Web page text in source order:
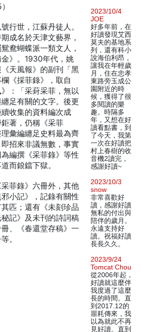
行世，江蘇丹徒人。
成名於天津文藝界，
鴦蝴蝶派一類文人，
》。1930年代，姚
天風報》的副刊「黑
《採菲錄》，取自
》：「采葑采菲，無以
足有關的文字。後更
收集的資料編次成
著，仍稱《采菲
彙編纏足史料最為齊
招來非議無數，事實
編撰《采菲錄》等性
而鋃鐺下獄。
菲錄》六冊外，其他
小記》，記錄有關性
匹；還有《未刻珍品
記》及未刊的詩詞稿
冊、《春還堂存稿》一
。
2023/10/4
JOE
好多年前，在
好讀發現艾西
莫夫的基地系
列，還有科小
說海伯利昂，
讓我在年輕歲
月，住在忠孝
東路旁玉成公
園附近的時
候，獲得了很
多閱讀的樂
趣。時隔多
年，又想在好
讀看點書，到
了今天，我第
一次在好讀把
村上春樹的收
音機2讀完，
感謝好讀~
2023/10/3
snow
非常喜歡好
讀，感謝好讀
無私的付出與
陪伴的歲月。
永遠支持好
讀。祝福好讀
長長久久。
2023/9/24
Tomcat Chou
從2006年起，
好讀就這麼伴
我度過了這麼
長的時間。直
到2017.12的
噩耗傳來，我
以為就此不再
見好讀。直到